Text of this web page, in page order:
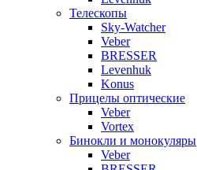
Телескопы
Sky-Watcher
Veber
BRESSER
Levenhuk
Konus
Прицелы оптические
Veber
Vortex
Бинокли и монокуляры
Veber